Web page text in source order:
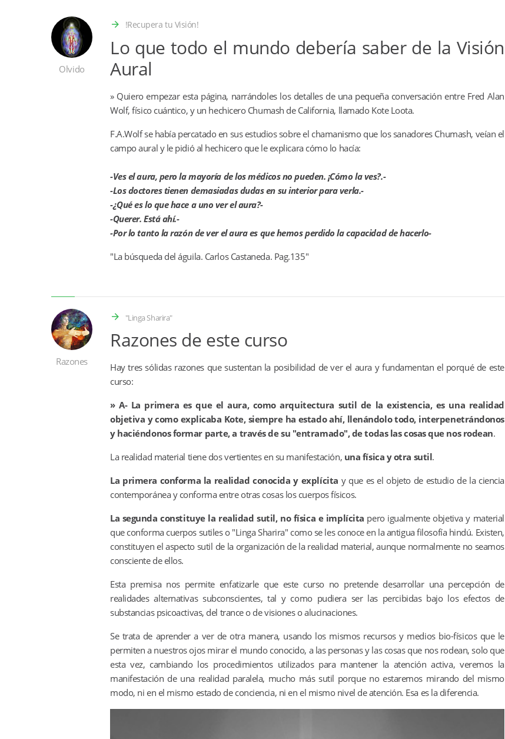
!Recupera tu Visión!
Lo que todo el mundo debería saber de la Visión
Aural
» Quiero empezar esta página, narrándoles los detalles de una pequeña conversación entre Fred Alan
Wolf, físico cuántico, y un hechicero Chumash de California, llamado Kote Loota.
F.A.Wolf se había percatado en sus estudios sobre el chamanismo que los sanadores Chumash, veían el
campo aural y le pidió al hechicero que le explicara cómo lo hacía:
-Ves el aura, pero la mayoría de los médicos no pueden. ¡Cómo la ves?.-
-Los doctores tienen demasiadas dudas en su interior para verla.-
-¿Qué es lo que hace a uno ver el aura?-
-Querer. Está ahí.-
-Por lo tanto la razón de ver el aura es que hemos perdido la capacidad de hacerlo-
"La búsqueda del águila. Carlos Castaneda. Pag.135"
Olvido
"Linga Sharira"
Razones de este curso
Hay tres sólidas razones que sustentan la posibilidad de ver el aura y fundamentan el porqué de este
curso:
» A- La primera es que el aura, como arquitectura sutil de la existencia, es una realidad
objetiva y como explicaba Kote, siempre ha estado ahí, llenándolo todo, interpenetrándonos
y haciéndonos formar parte, a través de su "entramado", de todas las cosas que nos rodean.
La realidad material tiene dos vertientes en su manifestación, una física y otra sutil.
La primera conforma la realidad conocida y explícita y que es el objeto de estudio de la ciencia
contemporánea y conforma entre otras cosas los cuerpos físicos.
La segunda constituye la realidad sutil, no física e implícita pero igualmente objetiva y material
que conforma cuerpos sutiles o "Linga Sharira" como se les conoce en la antigua filosofía hindú. Existen,
constituyen el aspecto sutil de la organización de la realidad material, aunque normalmente no seamos
consciente de ellos.
Esta premisa nos permite enfatizarle que este curso no pretende desarrollar una percepción de
realidades alternativas subconscientes, tal y como pudiera ser las percibidas bajo los efectos de
substancias psicoactivas, del trance o de visiones o alucinaciones.
Se trata de aprender a ver de otra manera, usando los mismos recursos y medios bio-físicos que le
permiten a nuestros ojos mirar el mundo conocido, a las personas y las cosas que nos rodean, solo que
esta vez, cambiando los procedimientos utilizados para mantener la atención activa, veremos la
manifestación de una realidad paralela, mucho más sutil porque no estaremos mirando del mismo
modo, ni en el mismo estado de conciencia, ni en el mismo nivel de atención. Esa es la diferencia.
Razones